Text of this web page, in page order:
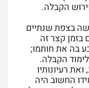
הקבלה.
בצפת שנתיים
בזמן קצר זה
בה את חותמו;
הקבלה.
רעיונותיו
החשוב היה